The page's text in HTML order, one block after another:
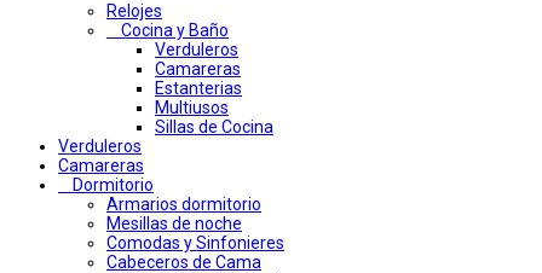
Relojes
Cocina y Baño
Verduleros
Camareras
Estanterias
Multiusos
Sillas de Cocina
Verduleros
Camareras
Dormitorio
Armarios dormitorio
Mesillas de noche
Comodas y Sinfonieres
Cabeceros de Cama